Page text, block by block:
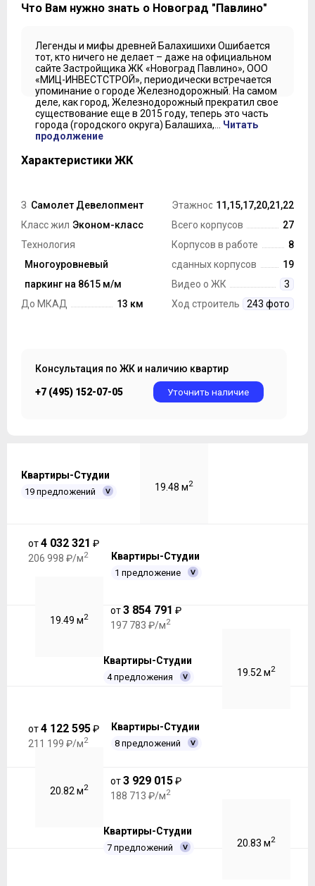
Что Вам нужно знать о Новоград "Павлино"
Легенды и мифы древней Балахишихи Ошибается
тот, кто ничего не делает – даже на официальном
сайте Застройщика ЖК «Новоград Павлино», ООО
«МИЦ-ИНВЕСТСТРОЙ», периодически встречается
упоминание о городе Железнодорожный. На самом
деле, как город, Железнодорожный прекратил свое
существование еще в 2015 году, теперь это часть
города (городского округа) Балашиха,... Читать
продолжение
Характеристики ЖК
Застройщик
Самолет Девелопмент
Класс жильяЭконом-класс
Технология
строительстваМонолит, Панель
Парковка
Многоуровневый
паркинг на 8615 м/м
До МКАД
13 км
Этажность ЖК11,15,17,20,21,22
Всего корпусов
27
Корпусов в работе
8
сданных корпусов
19
Видео о ЖК
3
Ход строительства243 фото
Консультация по ЖК и наличию квартир
+7 (495) 152-07-05 Уточнить наличие
Квартиры-Студии
19 предложений 19.48 м2
от4 032 321 ₽
206 998 ₽/м2 Квартиры-Студии
1 предложение
19.49 м2
от3 854 791 ₽
197 783 ₽/м2
Квартиры-Студии
4 предложения 19.52 м2
от4 122 595₽
211 199 ₽/м2
Квартиры-Студии
8 предложений
20.82 м2
от3 929 015₽
188 713 ₽/м2
Квартиры-Студии
7 предложений 20.83 м2